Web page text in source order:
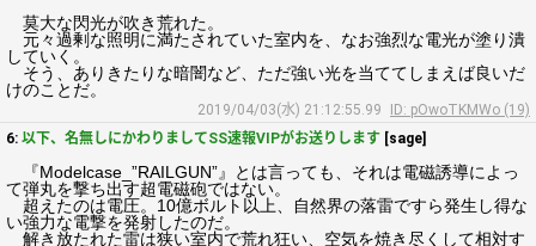
莫大な閃光が吹き荒れた。
元々過剰な照明に満たされていた室内を、なお強烈な電光が塗り潰
していく。
そう、ありきたりな暗闇など、ただ強い光を当ててしまえば良いだ
けのことだ。
2019/04/03(水) 21:12:55.99
ID: pOwoTKMWo (19)
6: 以下、名無しにかわりましてSS速報VIPがお送りします [sage]
『Modelcase_”RAILGUN”』とは言っても、それは電磁誘導によっ
て弾丸を撃ち出す超電磁砲ではない。
超えたのは電圧。10億ボルト以上、自然界の落雷ですら発生し得な
い強力な電撃を発射したのだ。
解き放たれた雷は狭い室内で荒れ狂い、空気を焼き尽くして相対す